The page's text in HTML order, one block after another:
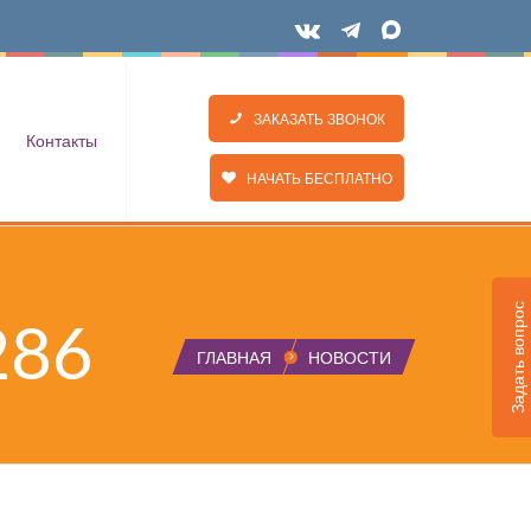
Контакты
ЗАКАЗАТЬ ЗВОНОК
НАЧАТЬ БЕСПЛАТНО
ГЛАВНАЯ НОВОСТИ Задать вопрос